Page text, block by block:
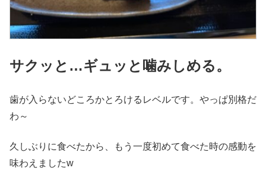
サクッと…ギュッと噛みしめる。
歯が入らないどころかとろけるレベルです。やっぱ別格だ
わ～
久しぶりに食べたから、もう一度初めて食べた時の感動を
味わえましたw